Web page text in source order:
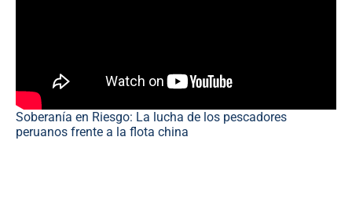
Soberanía en Riesgo: La lucha de los pescadores
peruanos frente a la flota china